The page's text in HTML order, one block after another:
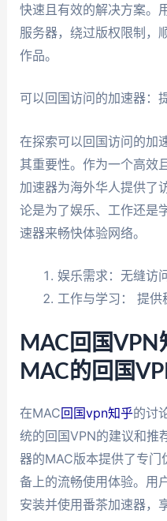
快速且有效的解决方案。
服务器，绕过版权限制，
作品。
可以回国访问的加速器：
在探索可以回国访问的加
其重要性。作为一个高效
加速器为海外华人提供了
论是为了娱乐、工作还是
速器来畅快体验网络。
娱乐需求：无缝访
工作与学习： 提供
MAC回国
MAC的回国
在MAC回国vpn知乎的讨
统的回国VPN的建议和推
器的MAC版本提供了专
备上的流畅使用体验。用
安装并使用番茶加速器，